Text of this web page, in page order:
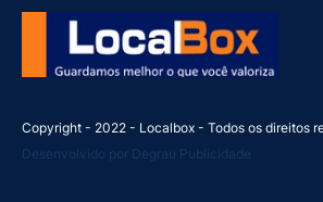
Copyright - 2022 - Localbox - Todos os direitos
Desenvolvido por Degrau Publicidade